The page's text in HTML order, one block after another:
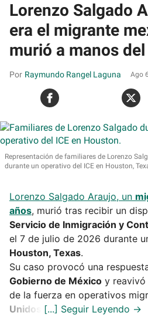
Lorenzo Salgado
era el migrante
murió a manos del
Raymundo Rangel Laguna Ago
Representación de familiares de Lorenzo
durante un operativo del ICE en Houston,
Lorenzo Salgado Araujo, un
años, murió tras recibir un
Servicio de Inmigración y
el 7 de julio de 2026 durante
Houston, Texas.
Su caso provocó una
Gobierno de México y reavivó
de la fuerza en operativos
Unidos